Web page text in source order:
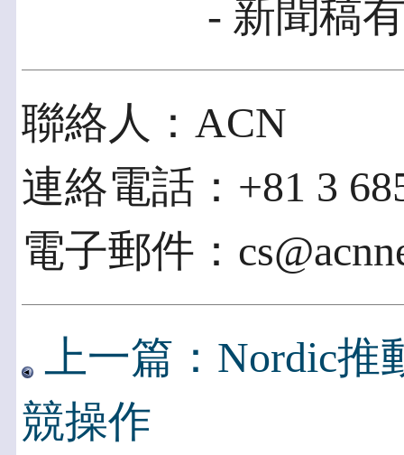
- 新聞稿
聯絡人：ACN
連絡電話：+81 3
電子郵件：
上一篇：Nordic
競操作